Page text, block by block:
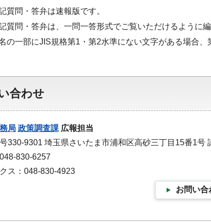
記質問・答弁は速報版です。
記質問・答弁は、一問一答形式でご覧いただけるように
の一部にJIS規格第1・第2水準にない文字がある場合
合わせ
局 政策調査課 広報担当
330-9301 埼玉県さいたま市浦和区高砂三丁目15番1号
830-6257
ス：048-830-4923
お問い合